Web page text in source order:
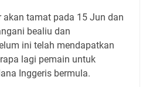
akan tamat pada 15 Jun dan
bealiu dan
ini telah mendapatkan
lagi pemain untuk
Inggeris bermula.